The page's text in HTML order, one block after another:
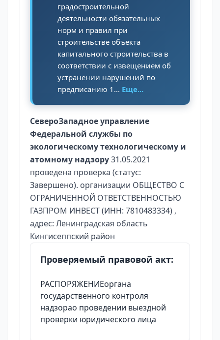
градостроительной
деятельности обязательных
норм и правил при
строительстве объекта
капитального строительства в
соответствии с извещением об
устранении нарушений по
предписанию 1... Еще...
СевероЗападное управление
Федеральной службы по
экологическому технологическому и
атомному надзору31.05.2021
проведена проверка (статус:
Завершено). организации ОБЩЕСТВО С
ОГРАНИЧЕННОЙ ОТВЕТСТВЕННОСТЬЮ
ГАЗПРОМ ИНВЕСТ (ИНН: 7810483334) ,
адрес: Ленинградская область
Кингисеппский район
Проверяемый правовой акт:
РАСПОРЯЖЕНИЕоргана
государственного контроля
надзорао проведении выездной
проверки юридического лица